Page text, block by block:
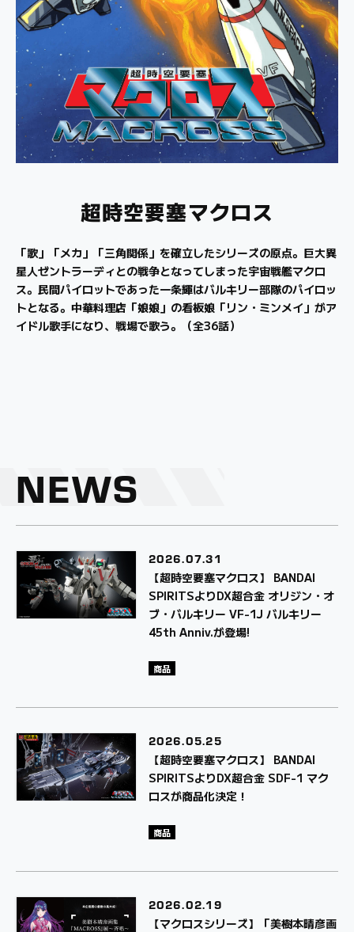
超時空要塞マクロス
「歌」「メカ」「三角関係」を確立したシリーズの原点。巨大異
星人ゼントラーディとの戦争となってしまった宇宙戦艦マクロ
ス。民間パイロットであった一条輝はバルキリー部隊のパイロッ
トとなる。中華料理店「娘娘」の看板娘「リン・ミンメイ」がア
イドル歌手になり、戦場で歌う。（全36話）
NEWS
2026.07.31
【超時空要塞マクロス】 BANDAI
SPIRITSよりDX超合金 オリジン・オ
ブ・バルキリー VF-1J バルキリー
45th Anniv.が登場!
商品
2026.05.25
【超時空要塞マクロス】 BANDAI
SPIRITSよりDX超合金 SDF-1 マク
ロスが商品化決定！
商品
2026.02.19
【マクロスシリーズ】「美樹本晴彦画